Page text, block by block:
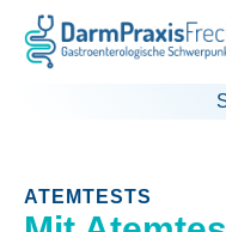
Zum
Inhalt
springen
ATEMTESTS